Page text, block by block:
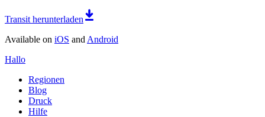
Transit herunterladen
Available on iOS and Android
Hallo
Regionen
Blog
Druck
Hilfe